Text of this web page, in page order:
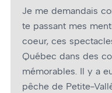
Je me demandais
te passant mes
cœur, ces
Québec dans des
mémorables. Il y a
pêche de Petite-